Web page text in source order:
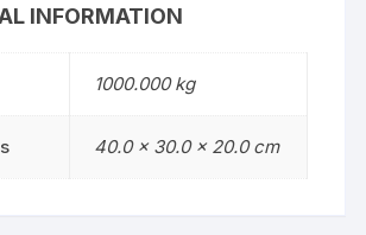
INFORMATION
1000.000 kg
40.0 × 30.0 × 20.0 cm